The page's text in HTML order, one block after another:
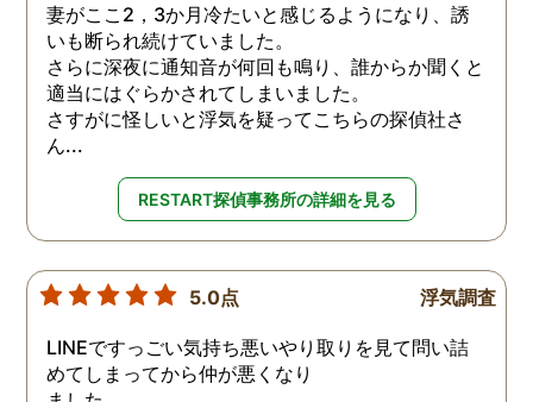
妻がここ2，3か月冷たいと感じるようになり、誘
いも断られ続けていました。
さらに深夜に通知音が何回も鳴り、誰からか聞くと
適当にはぐらかされてしまいました。
さすがに怪しいと浮気を疑ってこちらの探偵社さ
ん...
RESTART探偵事務所の詳細を見る
5.0点 浮気調査
LINEですっごい気持ち悪いやり取りを見て問い詰
めてしまってから仲が悪くなり